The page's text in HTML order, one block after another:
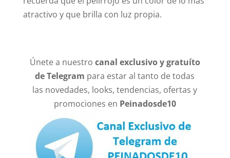
atractivo y que brilla con luz propia.
Únete a nuestro canal exclusivo y gratuíto
de Telegram para estar al tanto de todas
las novedades, looks, tendencias, ofertas y
promociones en Peinadosde10